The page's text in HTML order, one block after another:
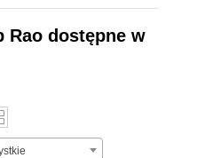
Rao dostępne w